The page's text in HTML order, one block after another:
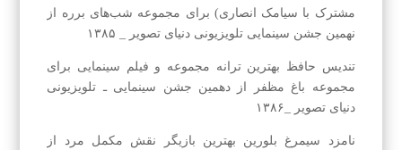
مشترک با سیامک انصاری) برای مجموعه شب‌های برره از
نهمین جشن سینمایی تلویزیونی دنیای تصویر _ ۱۳۸۵
تندیس حافظ بهترین ترانه مجموعه و فیلم سینمایی برای
مجموعه باغ مظفر از دهمین جشن سینمایی ـ تلویزیونی
دنیای تصویر _۱۳۸۶
نامزد سیمرغ بلورین بهترین بازیگر نقش مکمل مرد از